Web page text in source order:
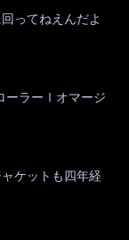
ってねえんだよ
ーラーⅠオマージ
ケットも四年経